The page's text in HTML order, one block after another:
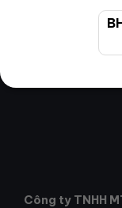
Công ty TNHH